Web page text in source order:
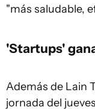
"más saludable,
'Startups'
Además de Lain
jornada del